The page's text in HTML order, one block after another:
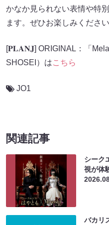
かなか見られない表情や特
ます。ぜひお楽しみください
[𝐏𝐋𝐀𝐍𝐉] ORIGINAL：「
SHOSEI）はこちら
JO1
関連記事
シーク
視が体
バカリ